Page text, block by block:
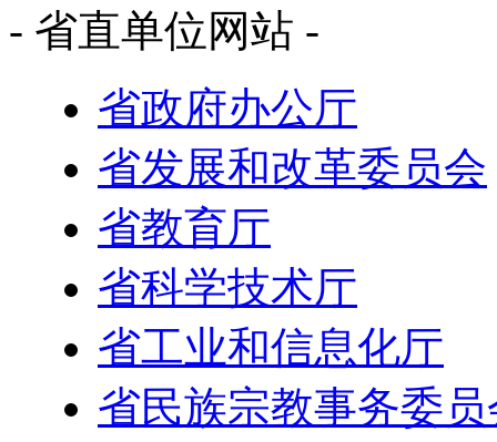
- 省直单位网站 -
省政府办公厅
省发展和改革委员会
省教育厅
省科学技术厅
省工业和信息化厅
省民族宗教事务委员